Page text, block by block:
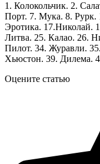
1. Колокольчик. 2.
Порт. 7. Мука. 8.
Эротика. 17.Николай.
Литва. 25. Калао. 26.
Пилот. 34. Журавли.
Хьюстон. 39. Дилема.
Оцените статью